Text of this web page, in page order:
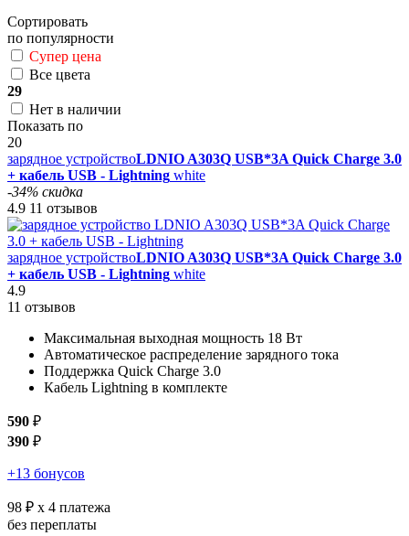
Сортировать
по популярности
Супер цена
Все цвета
29
Нет в наличии
Показать по
20
зарядное устройствоLDNIO A303Q USB*3A Quick Charge 3.0
+ кабель USB - Lightning white
-34% скидка
4.9 11 отзывов
зарядное устройствоLDNIO A303Q USB*3A Quick Charge 3.0
+ кабель USB - Lightning white
4.9
11 отзывов
Максимальная выходная мощность 18 Вт
Автоматическое распределение зарядного тока
Поддержка Quick Charge 3.0
Кабель Lightning в комплекте
590 ₽
390 ₽
+13 бонусов
98 ₽ x 4 платежа
без переплаты